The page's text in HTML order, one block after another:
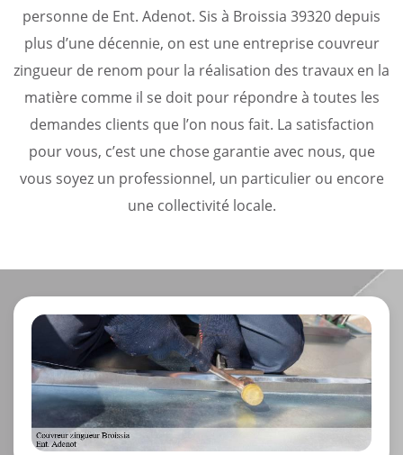
personne de Ent. Adenot. Sis à Broissia 39320 depuis
plus d’une décennie, on est une entreprise couvreur
zingueur de renom pour la réalisation des travaux en la
matière comme il se doit pour répondre à toutes les
demandes clients que l’on nous fait. La satisfaction
pour vous, c’est une chose garantie avec nous, que
vous soyez un professionnel, un particulier ou encore
une collectivité locale.